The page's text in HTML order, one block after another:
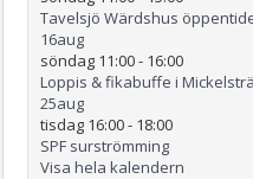
Tavelsjö Wärdshus
16aug
söndag 11:00- 16:00
Loppis & fikabuffe i
25aug
tisdag 16:00- 18:00
SPF surströmming
Visa hela kalendern